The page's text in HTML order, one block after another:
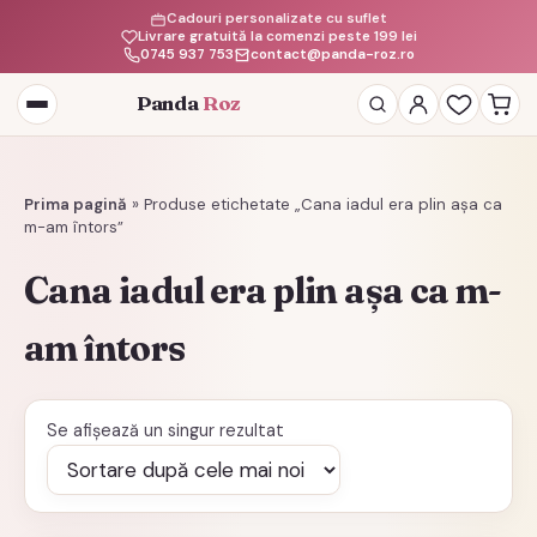
Livrare gratuită la comenzi peste 199 lei
Cadouri personalizate cu suflet
0745 937 753
contact@panda-roz.ro
Deschide
meniul
Panda Roz
Prima pagină » Produse etichetate „Cana iadul era plin așa ca
m-am întors”
Cana iadul era plin așa ca m-
am întors
Se afișează un singur rezultat